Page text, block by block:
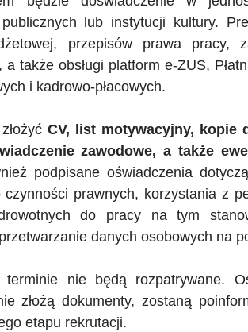
lub instytucji kultury.
przepisów prawa pracy,
także obsługi platform e-ZUS,
i kadrowo-płacowych.
CV, list motywacyjny, kopie
zawodowe, a także
podpisane oświadczenia
czynności prawnych, korzystania z
do pracy na tym
danych osobowych na
terminie nie będą rozpatrywane.
złożą dokumenty, zostaną
etapu rekrutacji.